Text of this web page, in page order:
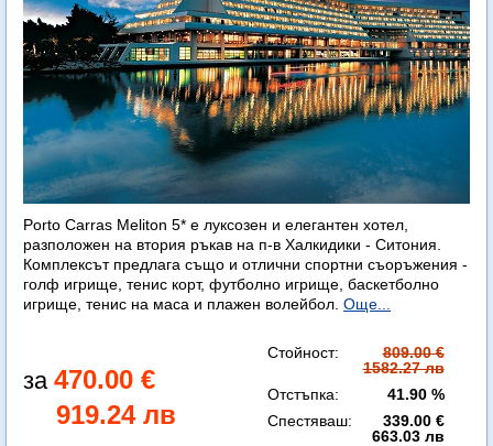
Porto Carras Meliton 5* е луксозен и елегантен хотел,
разположен на втория ръкав на п-в Халкидики - Ситония.
Комплексът предлага също и отлични спортни съоръжения -
голф игрище, тенис корт, футболно игрище, баскетболно
игрище, тенис на маса и плажен волейбол. Още...
470.00 €
919.24 лв
Стойност:
809.00 €
1582.27 лв
Отстъпка:
41.90 %
Спестяваш:
339.00 €
663.03 лв